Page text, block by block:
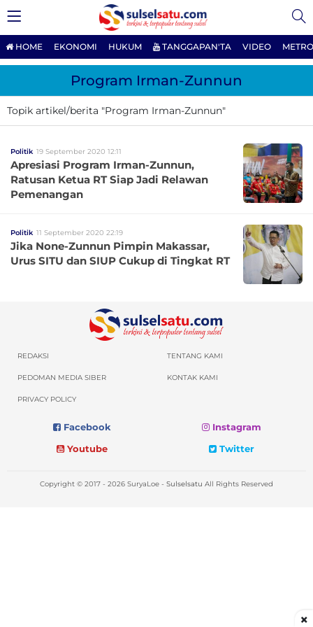
HOME EKONOMI HUKUM TANGGAPAN'TA VIDEO
Program Irman-Zunnun
Topik artikel/berita "Program Irman-Zunnun"
Politik 19 September 2020 12:11
Apresiasi Program Irman-Zunnun,
Ratusan Ketua RT Siap Jadi Relawan
Pemenangan
Politik 11 September 2020 22:19
Jika None-Zunnun Pimpin Makassar,
Urus SITU dan SIUP Cukup di Tingkat RT
REDAKSI TENTANG KAMI
PEDOMAN MEDIA SIBER KONTAK KAMI
PRIVACY POLICY
Facebook
Instagram
Youtube
Twitter
Copyright © 2017 - 2026 SuryaLoe - Sulselsatu All Rights Reserved
×